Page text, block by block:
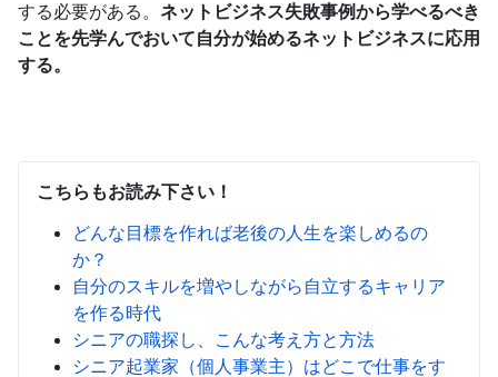
する必要がある。 ネットビジネス失敗事例から学べるべき
ことを先学んでおいて自分が始めるネットビジネスに応用
する。
こちらもお読み下さい！
どんな目標を作れば老後の人生を楽しめるの
か？
自分のスキルを増やしながら自立するキャリア
を作る時代
シニアの職探し、こんな考え方と方法
シニア起業家（個人事業主）はどこで仕事をす